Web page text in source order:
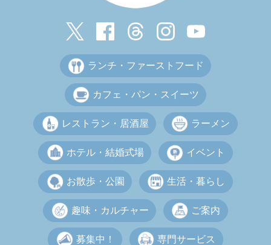
ランチ・ファーストフード
カフェ・パン・スイーツ
レストラン・居酒屋 ラーメン
ホテル・結婚式場 イベント
お散歩・公園 生活・暮らし
趣味・カルチャー ご案内
募集中！ 専門サービス